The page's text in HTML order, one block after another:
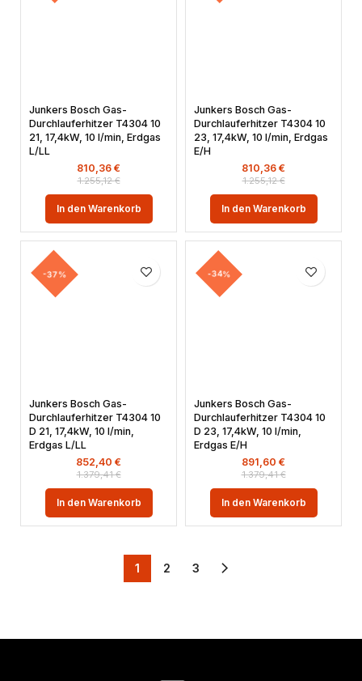
Junkers Bosch Gas-
Durchlauferhitzer T4304 10
21, 17,4kW, 10 l/min, Erdgas
L/LL
1.255,12€
810,36 €
In den Warenkorb
Junkers Bosch Gas-
Durchlauferhitzer T4304 10
23, 17,4kW, 10 l/min, Erdgas
E/H
1.255,12€
810,36 €
In den Warenkorb
-37%
Junkers Bosch Gas-
Durchlauferhitzer T4304 10
D 21, 17,4kW, 10 l/min,
Erdgas L/LL
1.379,41€
852,40 €
In den Warenkorb
-34%
Junkers Bosch Gas-
Durchlauferhitzer T4304 10
D 23, 17,4kW, 10 l/min,
Erdgas E/H
1.379,41€
891,60 €
In den Warenkorb
1 2 3